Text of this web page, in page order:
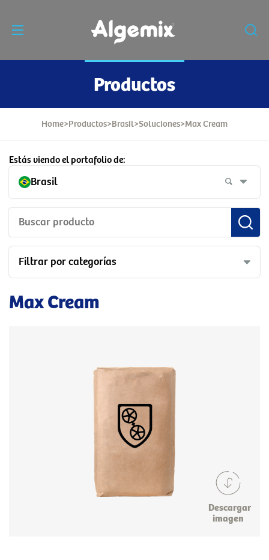
Productos
Home>Productos>Brasil>Soluciones>Max Cream
Estás viendo el portafolio de:
Brasil
Filtrar por categorías
Max Cream
Descargar
imagen